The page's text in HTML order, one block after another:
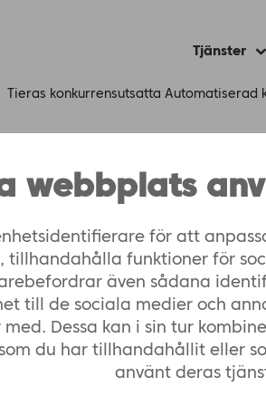
webbplats
för att
tillhandahålla funktioner för
även sådana
till de sociala medier och
Dessa kan i sin tur
du har tillhandahållit eller
använt deras
Tjänster
Tieras konkurrens­utsatta